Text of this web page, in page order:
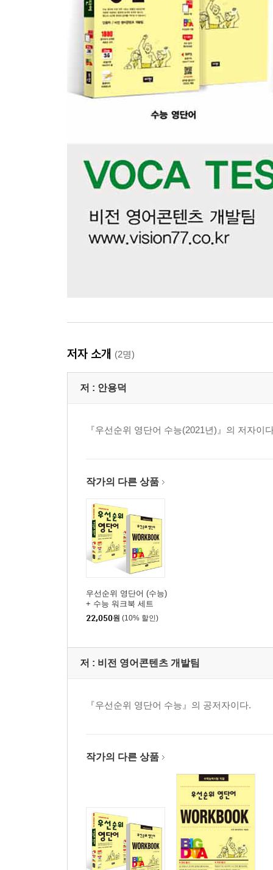
저자 소개 (2명)
저 : 안용덕
『우선순위 영단어 수능(2021년)』의 저자이
작가의 다른 상품
우선순위 영단어 (수능)
+ 수능 워크북 세트
22,050원 (10% 할인)
저 : 비전 영어콘텐츠 개발팀
『우선순위 영단어 수능』의 공저자이다.
작가의 다른 상품